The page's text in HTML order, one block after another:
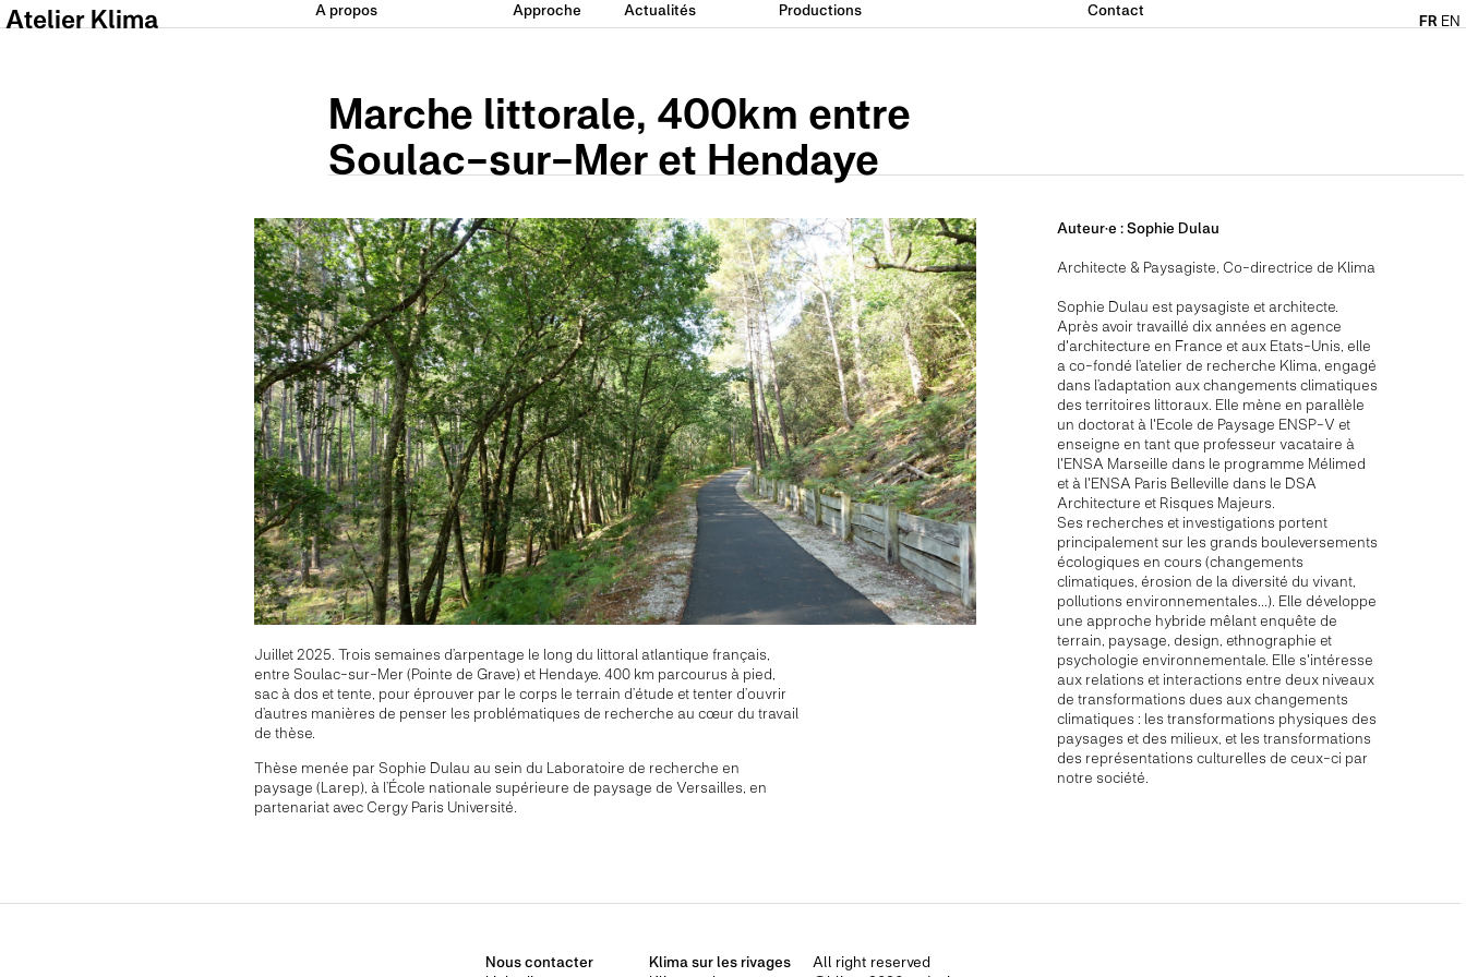
Atelier Klima A propos Approche Actualités Productions Contact
FR EN
Marche littorale, 400km entre
Soulac-sur-Mer et Hendaye
Auteur·e :Sophie Dulau
Architecte & Paysagiste, Co-directrice de Klima
Sophie Dulau est paysagiste et architecte.
Après avoir travaillé dix années en agence
d'architecture en France et aux Etats-Unis, elle
a co-fondé l’atelier de recherche Klima, engagé
dans l’adaptation aux changements climatiques
des territoires littoraux. Elle mène en parallèle
un doctorat à l'Ecole de Paysage ENSP-V et
enseigne en tant que professeur vacataire à
l'ENSA Marseille dans le programme Mélimed
et à l'ENSA Paris Belleville dans le DSA
Architecture et Risques Majeurs.
Ses recherches et investigations portent
principalement sur les grands bouleversements
écologiques en cours (changements
climatiques, érosion de la diversité du vivant,
pollutions environnementales…). Elle développe
une approche hybride mêlant enquête de
terrain, paysage, design, ethnographie et
psychologie environnementale. Elle s'intéresse
aux relations et interactions entre deux niveaux
de transformations dues aux changements
climatiques : les transformations physiques des
paysages et des milieux, et les transformations
des représentations culturelles de ceux-ci par
notre société.
Juillet 2025. Trois semaines d’arpentage le long du littoral atlantique français,
entre Soulac-sur-Mer (Pointe de Grave) et Hendaye. 400 km parcourus à pied,
sac à dos et tente, pour éprouver par le corps le terrain d’étude et tenter d’ouvrir
d’autres manières de penser les problématiques de recherche au cœur du travail
de thèse.
Thèse menée par Sophie Dulau au sein du Laboratoire de recherche en
paysage (Larep), à l’École nationale supérieure de paysage de Versailles, en
partenariat avec Cergy Paris Université.
Nous contacter
Klima sur les rivages
All right reserved